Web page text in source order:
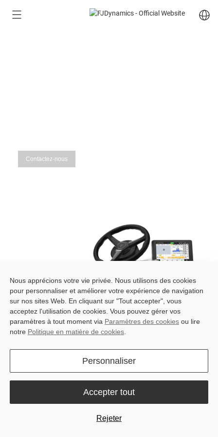
Contactez-nous
https://www-fjdynamics-
com.azureedge.net/web/image/144905-838f3f05/AT2-
PC%E4%BA%A7%E5%93%81%E5%9B%BE.png
Système d'Autoguidage FJD AT2 NOUS CONTACTER
Découvrez comment notre gamme de
étape des opérations agricoles — du travail du
Nous apprécions votre vie privée. Nous utilisons des cookies
pour personnaliser et améliorer votre expérience de navigation
sur nos sites Web. En cliquant sur "Tout accepter", vous
acceptez l'utilisation de cookies. Vous pouvez gérer vos
paramètres à tout moment via Paramètres des cookies ou lire
notre Politique en matière de cookies
Personnaliser
Rejeter
Accepter tout